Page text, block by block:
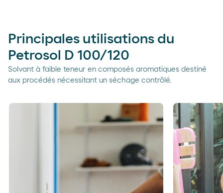
Principales utilisations du
Petrosol D 100/120
Solvant à faible teneur en composés aromatiques destiné
aux procédés nécessitant un séchage contrôlé.